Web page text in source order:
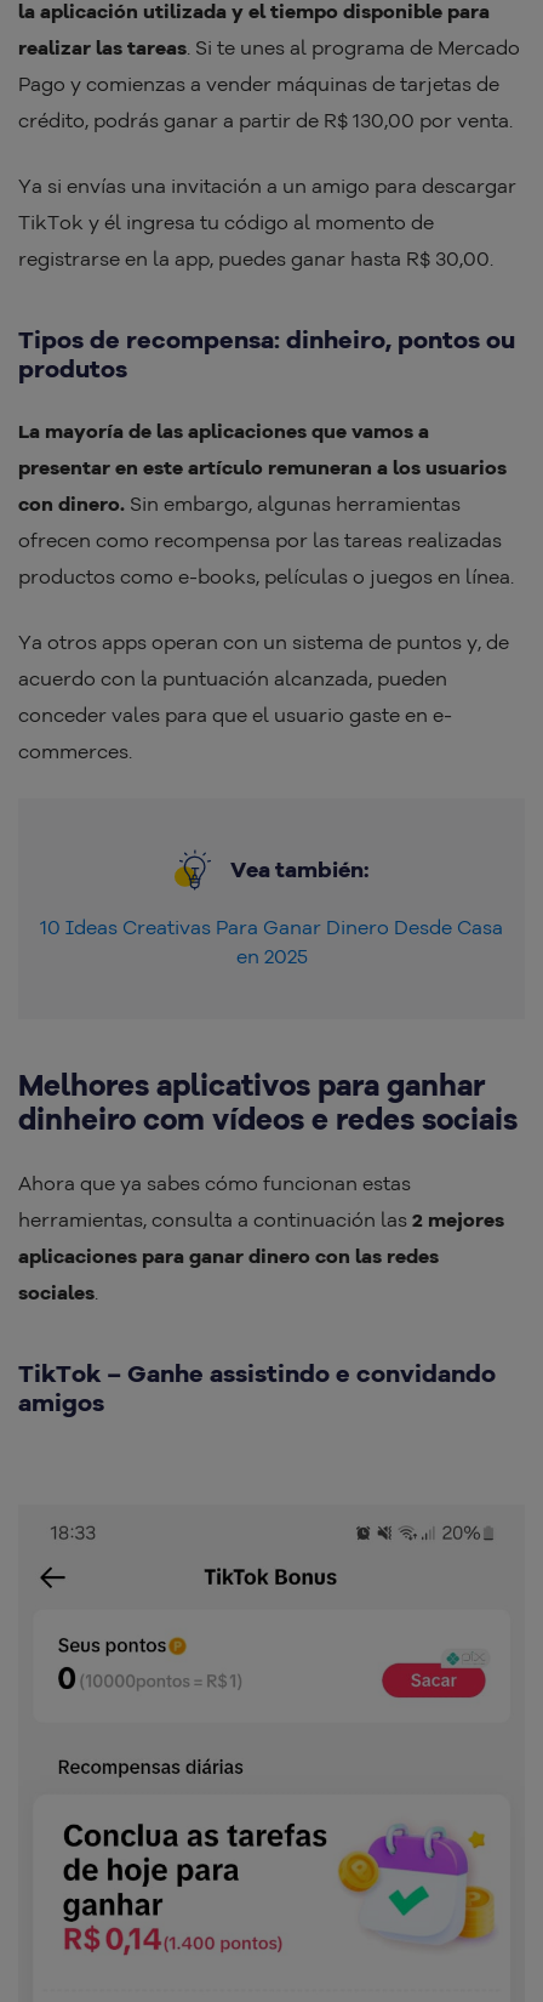
la aplicación utilizada y el tiempo disponible para
realizar las tareas . Si te unes al programa de Mercado
Pago y comienzas a vender máquinas de tarjetas de
crédito, podrás ganar a partir de R$ 130,00 por venta.
Ya si envías una invitación a un amigo para descargar
TikTok y él ingresa tu código al momento de
registrarse en la app, puedes ganar hasta R$ 30,00.
Tipos de recompensa: dinheiro, pontos ou
produtos
La mayoría de las aplicaciones que vamos a
presentar en este artículo remuneran a los usuarios
con dinero. Sin embargo, algunas herramientas
ofrecen como recompensa por las tareas realizadas
productos como e-books, películas o juegos en línea.
Ya otros apps operan con un sistema de puntos y, de
acuerdo con la puntuación alcanzada, pueden
conceder vales para que el usuario gaste en e-
commerces.
Vea también:
10 Ideas Creativas Para Ganar Dinero Desde Casa
en 2025
Melhores aplicativos para ganhar
dinheiro com vídeos e redes sociais
Ahora que ya sabes cómo funcionan estas
herramientas, consulta a continuación las 2 mejores
aplicaciones para ganar dinero con las redes
sociales
TikTok – Ganhe assistindo e convidando
amigos